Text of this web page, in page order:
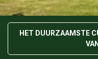
Antropia;
HET DUURZAAMSTE